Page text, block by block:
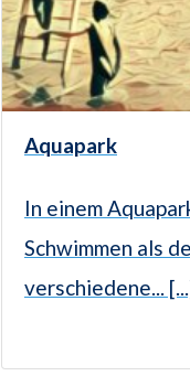
Aquapark
In einem
Schwimmen als
verschiedene...